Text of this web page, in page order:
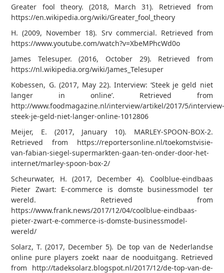
Greater fool theory. (2018, March 31). Retrieved from
https://en.wikipedia.org/wiki/Greater_fool_theory
H. (2009, November 18). Srv commercial. Retrieved from
https://www.youtube.com/watch?v=XbeMPhcWd0o
James Telesuper. (2016, October 29). Retrieved from
https://nl.wikipedia.org/wiki/James_Telesuper
Kobessen, G. (2017, May 22). Interview: ‘Steek je geld niet
langer in online’. Retrieved from
http://www.foodmagazine.nl/interview/artikel/2017/5/
steek-je-geld-niet-langer-online-1012806
Meijer, E. (2017, January 10). MARLEY-SPOON-BOX-2.
Retrieved from https://reportersonline.nl/toekomstvisie-
van-fabian-siegel-supermarkten-gaan-ten-onder-door-het-
internet/marley-spoon-box-2/
Scheurwater, H. (2017, December 4). Coolblue-eindbaas
Pieter Zwart: E-commerce is domste businessmodel ter
wereld. Retrieved from
https://www.frank.news/2017/12/04/coolblue-eindbaas-
pieter-zwart-e-commerce-is-domste-businessmodel-
wereld/
Solarz, T. (2017, December 5). De top van de Nederlandse
online pure players zoekt naar de nooduitgang. Retrieved
from http://tadeksolarz.blogspot.nl/2017/12/de-top-van-de-